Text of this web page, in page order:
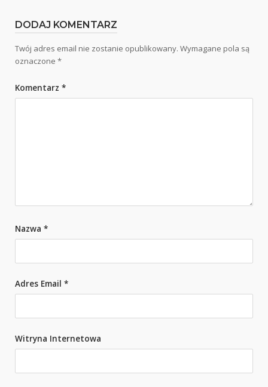
DODAJ KOMENTARZ
Twój adres email nie zostanie opublikowany. Wymagane pola są
oznaczone *
Komentarz *
Nazwa *
Adres Email *
Witryna Internetowa